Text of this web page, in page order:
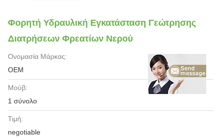
Φορητή Υδραυλική Εγκατάσταση Γεώτρησης
Διατρήσεων Φρεατίων Νερού
Ονομασία Μάρκας:
OEM
Μούβ:
1 σύνολο
Τιμή:
negotiable